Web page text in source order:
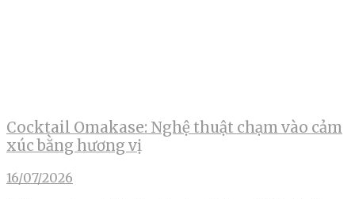
Cocktail Omakase: Nghệ thuật chạm vào cảm
xúc bằng hương vị
16/07/2026